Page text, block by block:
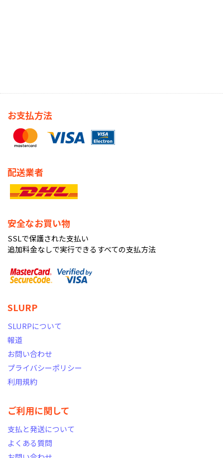
お支払方法
配送業者
安全なお買い物
SSLで保護された支払い
追加料金なしで実行できるすべての支払方法
SLURP
SLURPについて
報道
お問い合わせ
プライバシーポリシー
利用規約
ご利用に関して
支払と発送について
よくある質問